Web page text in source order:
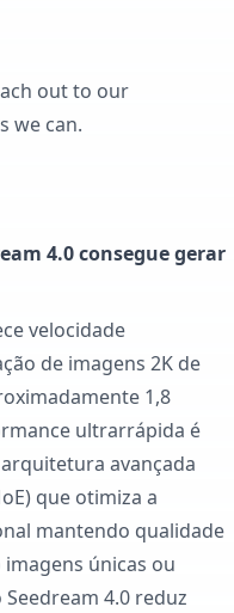
out to our
we can.
4.0 consegue gerar
velocidade
de imagens 2K de
1,8
ultrarrápida é
avançada
que otimiza a
mantendo qualidade
únicas ou
4.0 reduz